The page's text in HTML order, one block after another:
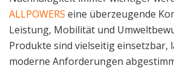
ALLPOWERS eine überzeugende
Leistung, Mobilität und
Produkte sind vielseitig einsetzbar,
moderne Anforderungen